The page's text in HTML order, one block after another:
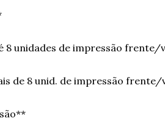
8 unidades de impressão
de 8 unid. de impressão